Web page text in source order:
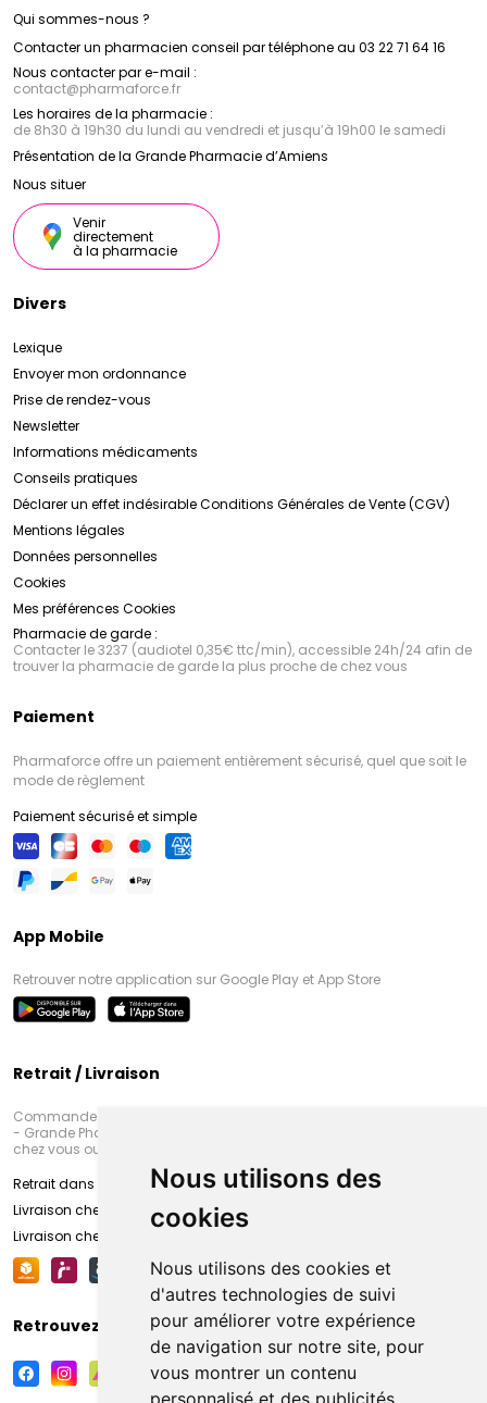
Nous utilisons des
cookies
Nous utilisons des cookies et
d'autres technologies de suivi
pour améliorer votre expérience
de navigation sur notre site, pour
vous montrer un contenu
personnalisé et des publicités
Qui sommes-nous ?
Contacter un pharmacien conseil par téléphone au 03 22 71 64 16
Nous contacter par e-mail :
contact@pharmaforce.fr
Les horaires de la pharmacie :
de 8h30 à 19h30 du lundi au vendredi et jusqu’à 19h00 le samedi
Présentation de la Grande Pharmacie d’Amiens
Nous situer
Venir
directement
à la pharmacie
Divers
Lexique
Envoyer mon ordonnance
Prise de rendez-vous
Newsletter
Informations médicaments
Conseils pratiques
Déclarer un effet indésirableConditions Générales de Vente (CGV)
Mentions légales
Données personnelles
Cookies
Mes préférences Cookies
Pharmacie de garde :
Contacter le 3237 (audiotel 0,35€ ttc/min), accessible 24h/24 afin de
trouver la pharmacie de garde la plus proche de chez vous
Paiement
Pharmaforce offre un paiement entièrement sécurisé, quel que soit le
mode de règlement
Paiement sécurisé et simple
App Mobile
Retrouver notre application sur Google Play et App Store
Retrait / Livraison
Commandez en ligne et venez chercher votre commande à Amiens
- Grande Pharmacie d’Amiens (Fachon) ou recevez-là rapidement
chez vous ou en point retrait
Retrait dans la pharmacie d’Amiens
Livraison chez vous
Livraison chez votre commerçant
Retrouvez-nous sur vos réseaux sociaux